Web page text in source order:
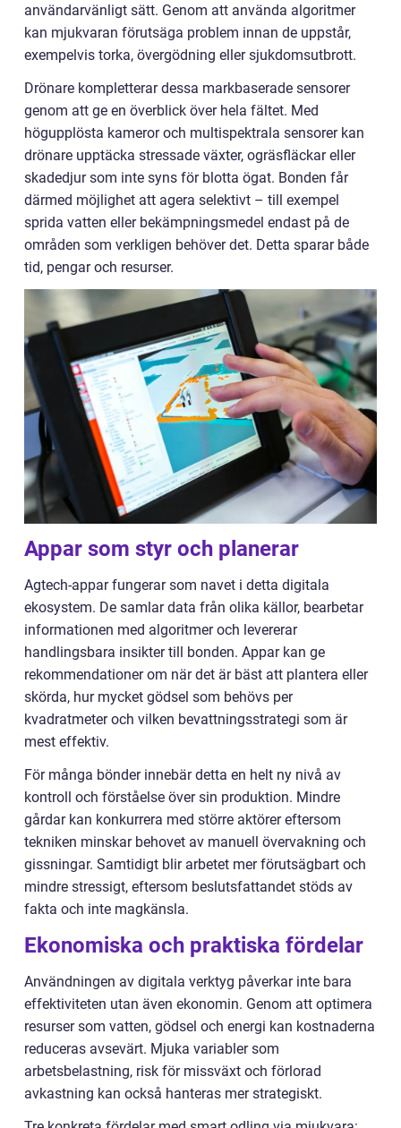
användarvänligt sätt. Genom att använda algoritmer
kan mjukvaran förutsäga problem innan de uppstår,
exempelvis torka, övergödning eller sjukdomsutbrott.
Drönare kompletterar dessa markbaserade sensorer
genom att ge en överblick över hela fältet. Med
högupplösta kameror och multispektrala sensorer kan
drönare upptäcka stressade växter, ogräsfläckar eller
skadedjur som inte syns för blotta ögat. Bonden får
därmed möjlighet att agera selektivt – till exempel
sprida vatten eller bekämpningsmedel endast på de
områden som verkligen behöver det. Detta sparar både
tid, pengar och resurser.
Appar som styr och planerar
Agtech-appar fungerar som navet i detta digitala
ekosystem. De samlar data från olika källor, bearbetar
informationen med algoritmer och levererar
handlingsbara insikter till bonden. Appar kan ge
rekommendationer om när det är bäst att plantera eller
skörda, hur mycket gödsel som behövs per
kvadratmeter och vilken bevattningsstrategi som är
mest effektiv.
För många bönder innebär detta en helt ny nivå av
kontroll och förståelse över sin produktion. Mindre
gårdar kan konkurrera med större aktörer eftersom
tekniken minskar behovet av manuell övervakning och
gissningar. Samtidigt blir arbetet mer förutsägbart och
mindre stressigt, eftersom beslutsfattandet stöds av
fakta och inte magkänsla.
Ekonomiska och praktiska fördelar
Användningen av digitala verktyg påverkar inte bara
effektiviteten utan även ekonomin. Genom att optimera
resurser som vatten, gödsel och energi kan kostnaderna
reduceras avsevärt. Mjuka variabler som
arbetsbelastning, risk för missväxt och förlorad
avkastning kan också hanteras mer strategiskt.